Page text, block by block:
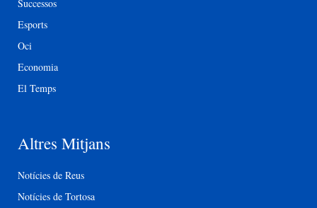
Successos
Esports
Oci
Economia
El Temps
Altres Mitjans
Notícies de Reus
Notícies de Tortosa